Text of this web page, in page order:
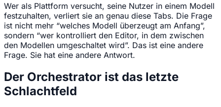
Wer als Plattform versucht, seine Nutzer in einem Modell
festzuhalten, verliert sie an genau diese Tabs. Die Frage
ist nicht mehr “welches Modell überzeugt am Anfang”,
sondern “wer kontrolliert den Editor, in dem zwischen
den Modellen umgeschaltet wird”. Das ist eine andere
Frage. Sie hat eine andere Antwort.
Der Orchestrator ist das letzte
Schlachtfeld